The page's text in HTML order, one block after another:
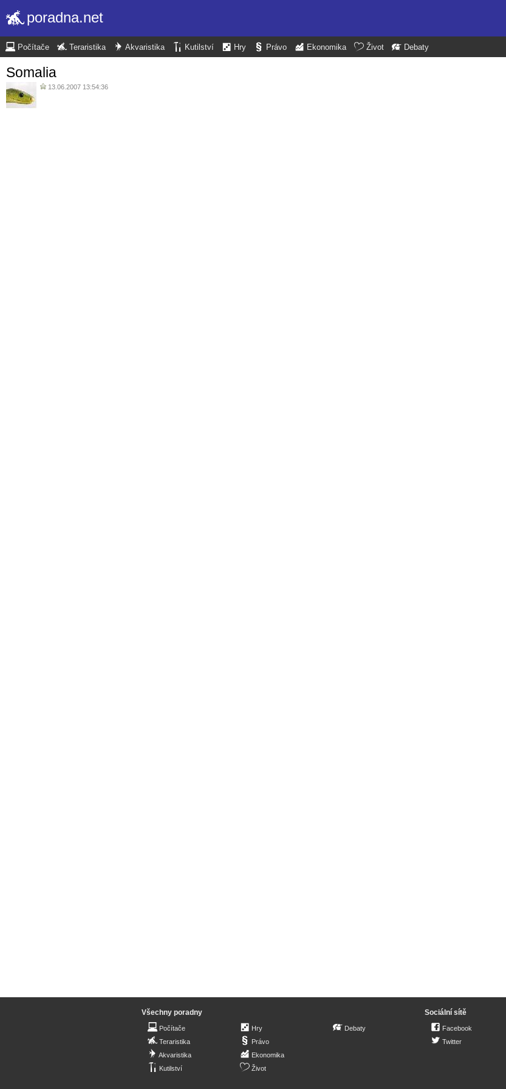
poradna.net
Počítače Teraristika Akvaristika Kutilství Hry Právo Ekonomika Život Debaty
Somalia
13.06.2007 13:54:36
Všechny poradny
Počítače
Teraristika
Akvaristika
Kutilství
Hry
Právo
Ekonomika
Život
Debaty
Sociální sítě
Facebook
Twitter